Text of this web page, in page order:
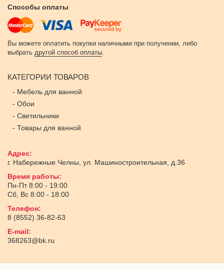
Способы оплаты
Вы можете оплатить покупки наличными при получении, либо
выбрать другой способ оплаты.
КАТЕГОРИИ ТОВАРОВ
- Мебель для ванной
- Обои
- Светильники
- Товары для ванной
Адрес:
г. Набережные Челны ул. Машиностроительная, д.36
Время работы:
Пн-Пт 8:00 - 19:00
Сб, Вс 8:00 - 18:00
Телефон:
8 (8552) 36-82-63
E-mail:
368263@bk.ru